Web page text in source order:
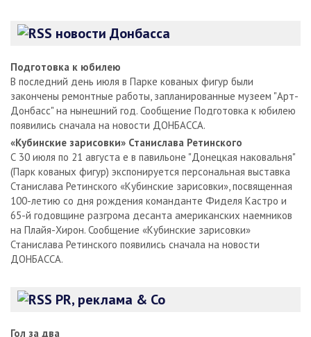
новости Донбасса
Подготовка к юбилею
В последний день июля в Парке кованых фигур были
закончены ремонтные работы, запланированные музеем "Арт-
Донбасс" на нынешний год. Сообщение Подготовка к юбилею
появились сначала на новости ДОНБАССА.
«Кубинские зарисовки» Станислава Ретинского
С 30 июля по 21 августа е в павильоне "Донецкая наковальня"
(Парк кованых фигур) экспонируется персональная выставка
Станислава Ретинского «Кубинские зарисовки», посвященная
100-летию со дня рождения команданте Фиделя Кастро и
65-й годовщине разгрома десанта американских наемников
на Плайя-Хирон. Сообщение «Кубинские зарисовки»
Станислава Ретинского появились сначала на новости
ДОНБАССА.
PR, реклама & Co
Гол за два